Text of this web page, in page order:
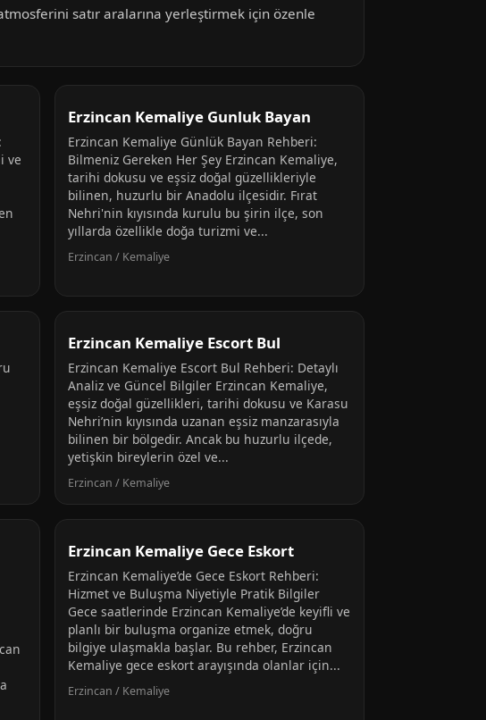
satır aralarına yerleştirmek için özenle
ve
Erzincan Kemaliye Gunluk Bayan
Erzincan Kemaliye Günlük Bayan Rehberi:
Bilmeniz Gereken Her Şey Erzincan Kemaliye,
tarihi dokusu ve eşsiz doğal güzellikleriyle
bilinen, huzurlu bir Anadolu ilçesidir. Fırat
Nehri'nin kıyısında kurulu bu şirin ilçe, son
yıllarda özellikle doğa turizmi ve...
Erzincan / Kemaliye
Erzincan Kemaliye Escort Bul
Erzincan Kemaliye Escort Bul Rehberi: Detaylı
Analiz ve Güncel Bilgiler Erzincan Kemaliye,
eşsiz doğal güzellikleri, tarihi dokusu ve Karasu
Nehri’nin kıyısında uzanan eşsiz manzarasıyla
bilinen bir bölgedir. Ancak bu huzurlu ilçede,
yetişkin bireylerin özel ve...
Erzincan / Kemaliye
Erzincan Kemaliye Gece Eskort
Erzincan Kemaliye’de Gece Eskort Rehberi:
Hizmet ve Buluşma Niyetiyle Pratik Bilgiler
Gece saatlerinde Erzincan Kemaliye’de keyifli ve
planlı bir buluşma organize etmek, doğru
bilgiye ulaşmakla başlar. Bu rehber, Erzincan
Kemaliye gece eskort arayışında olanlar için...
Erzincan / Kemaliye